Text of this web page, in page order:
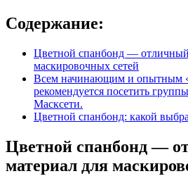
Содержание:
Цветной спанбонд — отличный
маскировочных сетей
Всем начинающим и опытным
рекомендуется посетить
Масксети.
Цветной спанбонд: какой
Цветной спанбонд —
материал для